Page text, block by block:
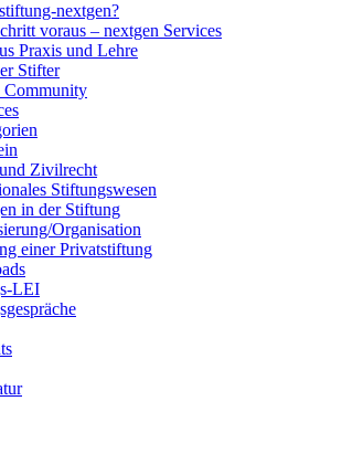
nextgen?
voraus – nextgen Services
Praxis und Lehre
Stifter
Community
Zivilrecht
Stiftungswesen
in der Stiftung
Organisation
einer Privatstiftung
LEI